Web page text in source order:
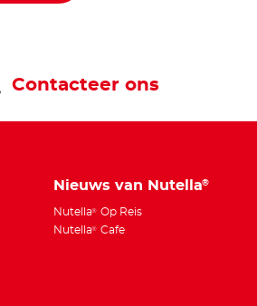
Contacteer ons
Nieuws van Nutella®
Nutella® Op Reis
Nutella® Cafe